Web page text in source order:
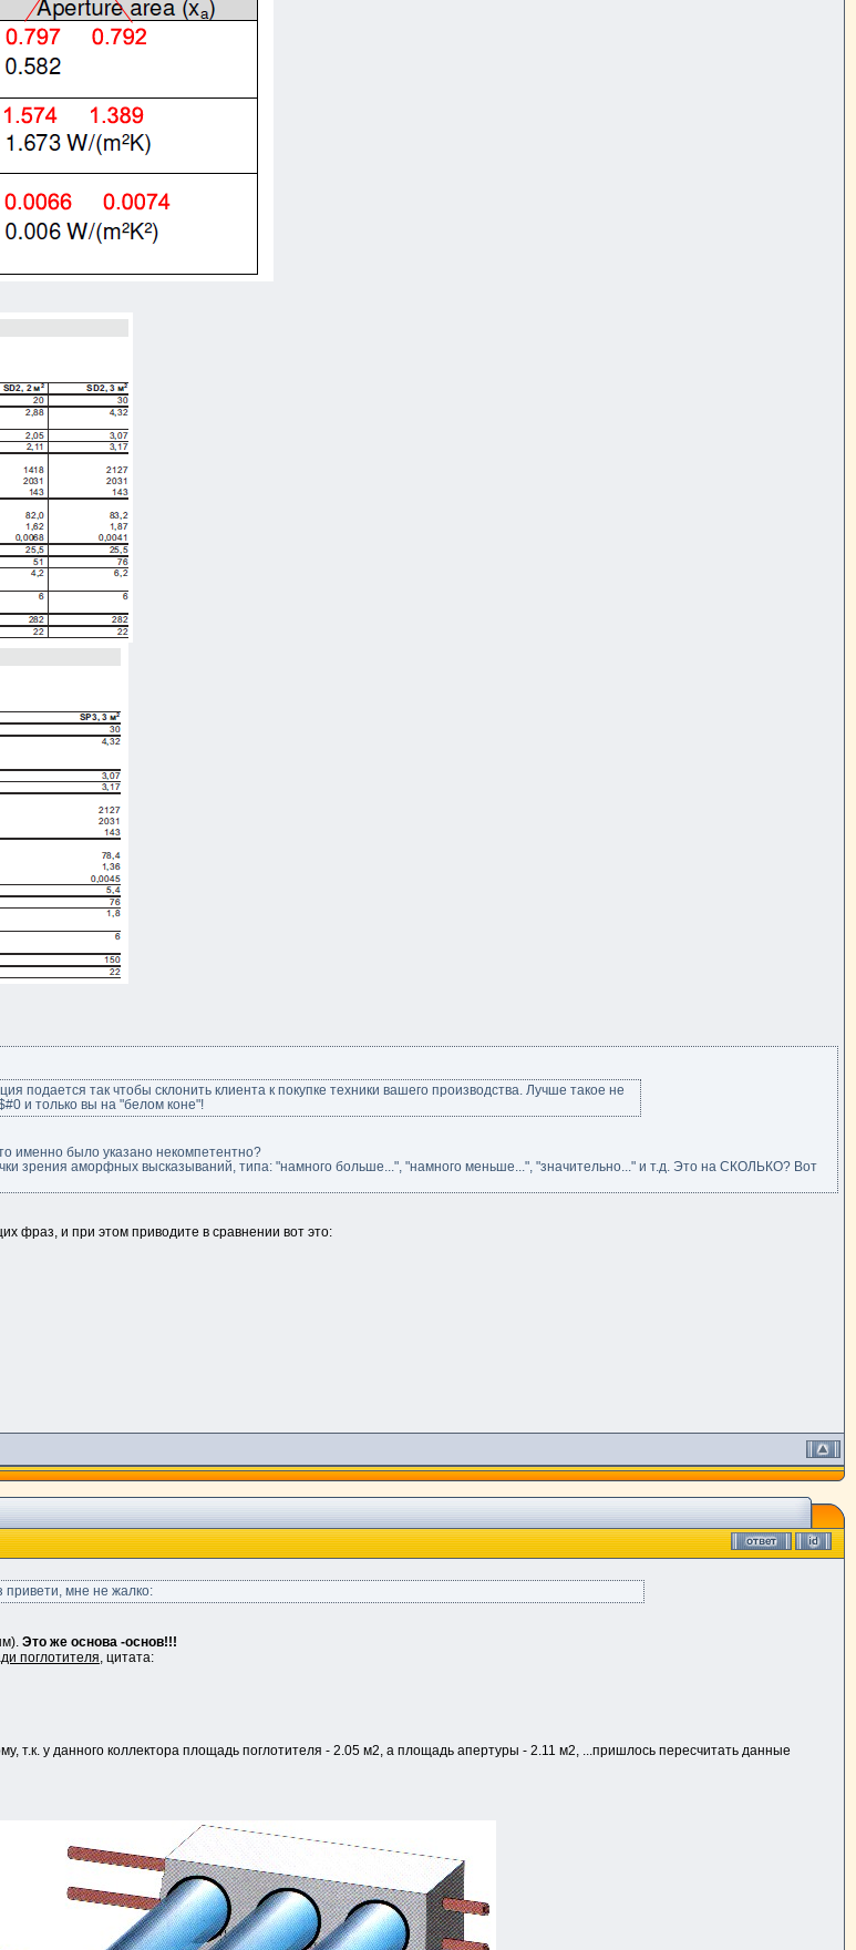
так чтобы склонить клиента к покупке техники вашего производства. Лучше такое не
и только вы на "белом коне"!
именно было указано некомпетентно?
зрения аморфных высказываний, типа: "намного больше...", "намного меньше...", "значительно..." и т.д. Это на СКОЛЬКО? Вот
фраз, и при этом приводите в сравнении вот это:
привети, мне не жалко:
Это же основа -основ!!!
поглотителя, цитата:
т.к. у данного коллектора площадь поглотителя - 2.05 м2, а площадь апертуры - 2.11 м2, ...пришлось пересчитать данные